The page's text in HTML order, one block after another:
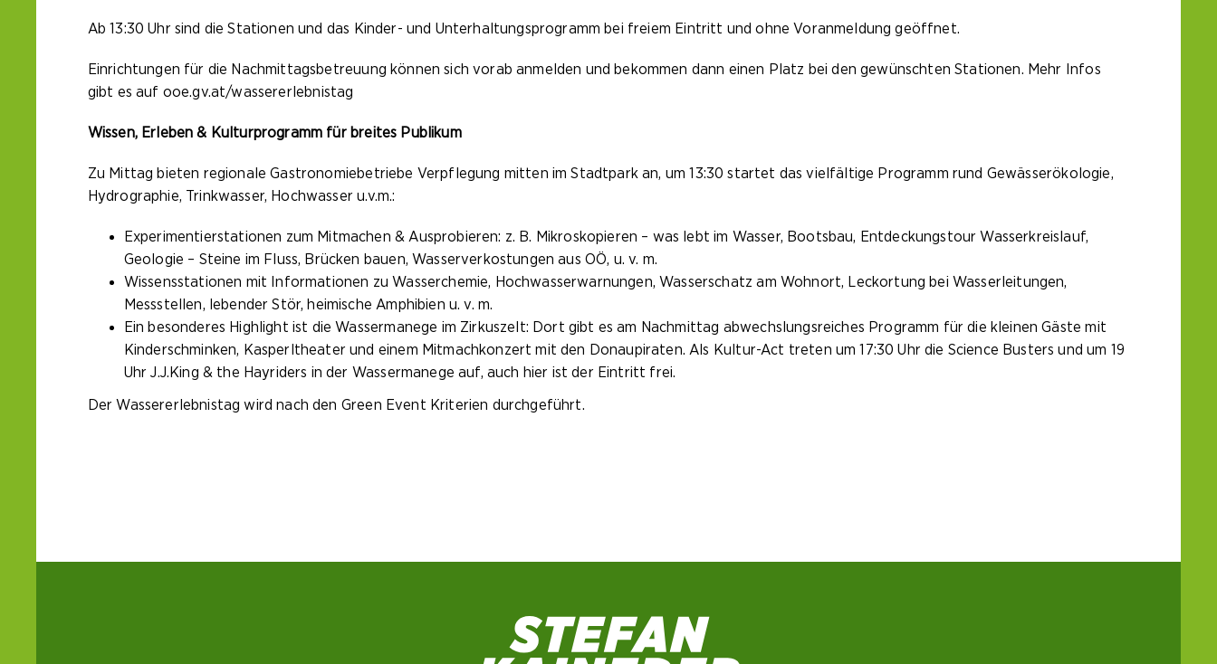
Ab 13:30 Uhr sind die Stationen und das Kinder- und Unterhaltungsprogramm bei freiem Eintritt und ohne Voranmeldung geöffnet.
Einrichtungen für die Nachmittagsbetreuung können sich vorab anmelden und bekommen dann einen Platz bei den gewünschten Stationen. Mehr Infos
gibt es auf ooe.gv.at/wassererlebnistag
Wissen, Erleben & Kulturprogramm für breites Publikum
Zu Mittag bieten regionale Gastronomiebetriebe Verpflegung mitten im Stadtpark an, um 13:30 startet das vielfältige Programm rund Gewässerökologie,
Hydrographie, Trinkwasser, Hochwasser u.v.m.:
Experimentierstationen zum Mitmachen & Ausprobieren: z. B. Mikroskopieren – was lebt im Wasser, Bootsbau, Entdeckungstour Wasserkreislauf,
Geologie – Steine im Fluss, Brücken bauen, Wasserverkostungen aus OÖ, u. v. m.
Wissensstationen mit Informationen zu Wasserchemie, Hochwasserwarnungen, Wasserschatz am Wohnort, Leckortung bei Wasserleitungen,
Messstellen, lebender Stör, heimische Amphibien u. v. m.
Ein besonderes Highlight ist die Wassermanege im Zirkuszelt: Dort gibt es am Nachmittag abwechslungsreiches Programm für die kleinen Gäste mit
Kinderschminken, Kasperltheater und einem Mitmachkonzert mit den Donaupiraten. Als Kultur-Act treten um 17:30 Uhr die Science Busters und um 19
Uhr J.J.King & the Hayriders in der Wassermanege auf, auch hier ist der Eintritt frei.
Der Wassererlebnistag wird nach den Green Event Kriterien durchgeführt.